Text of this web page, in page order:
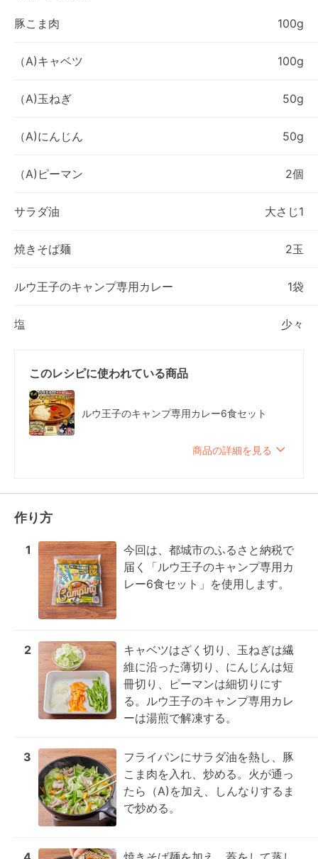
豚こま肉 100g
（A)キャベツ 100g
（A)玉ねぎ 50g
（A)にんじん 50g
（A)ピーマン 2個
サラダ油 大さじ1
焼きそば麺 2玉
ルウ王子のキャンプ専用カレー 1袋
塩 少々
このレシピに使われている商品
ルウ王子のキャンプ専用カレー6食セット
商品の詳細を見る
作り方
1
今回は、都城市のふるさと納税で
届く「ルウ王子のキャンプ専用カ
レー6食セット」を使用します。
2
キャベツはざく切り、玉ねぎは繊
維に沿った薄切り、にんじんは短
冊切り、ピーマンは細切りにす
る。ルウ王子のキャンプ専用カレ
ーは湯煎で解凍する。
3
フライパンにサラダ油を熱し、豚
こま肉を入れ、炒める。火が通っ
たら（A)を加え、しんなりするま
で炒める。